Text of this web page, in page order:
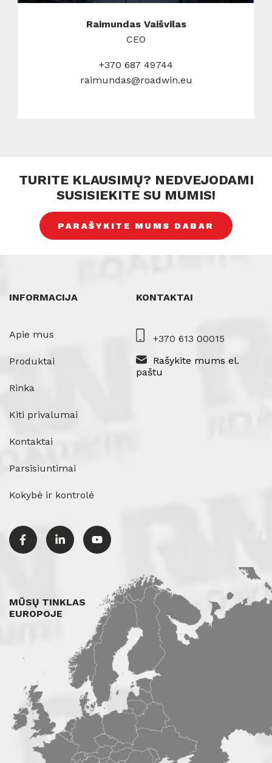
Raimundas Vaišvilas
CEO
+370 687 49744
raimundas@roadwin.eu
TURITE KLAUSIMŲ? NEDVEJODAMI
SUSISIEKITE SU MUMIS!
PARAŠYKITE MUMS DABAR
INFORMACIJA
Apie mus
Produktai
Rinka
Kiti privalumai
Kontaktai
Parsisiuntimai
Kokybė ir kontrolė
KONTAKTAI
+370 613 00015
Rašykite mums el.
paštu
MŪSŲ TINKLAS
EUROPOJE